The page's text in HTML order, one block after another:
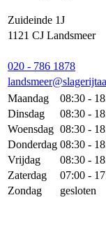
Zuideinde 1J
1121 CJ Landsmeer
020 - 786 1878
Maandag
08:30 -
Dinsdag
08:30 -
Woensdag 08:30 -
Donderdag 08:30 -
Vrijdag
08:30 -
Zaterdag
07:00 -
Zondag
gesloten